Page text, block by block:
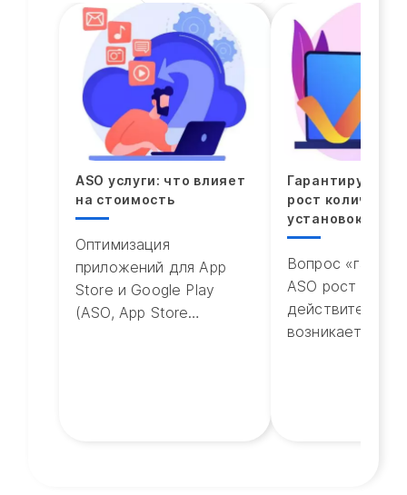
ASO услуги: что влияет
на стоимость
Оптимизация
приложений для App
Store и Google Play
(ASO, App Store
Гарантирует ли
рост
установок
Вопрос
ASO рост
действительно
возникает